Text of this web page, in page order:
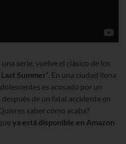
serie, vuelve el clásico de los
Summer’. En una ciudad llena
es acosado por un
de un fatal accidente en
saber cómo acaba?
ya está disponible en Amazon